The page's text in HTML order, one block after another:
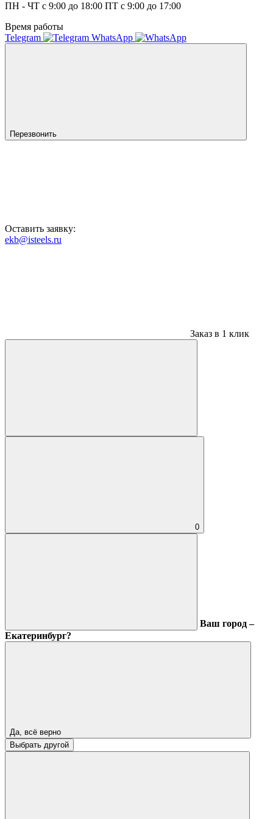
ПН - ЧТ с 9:00 до 18:00 ПТ с 9:00 до 17:00
Время работы
Telegram
WhatsApp
Перезвонить
Оставить заявку:
ekb@isteels.ru
Заказ в 1 клик
0
Ваш город –
Екатеринбург?
Да, всё верно
Выбрать другой